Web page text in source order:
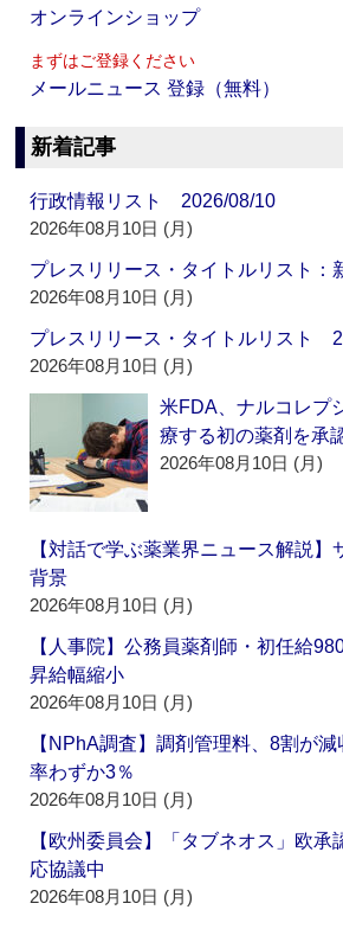
オンラインショップ
まずはご登録ください
メールニュース 登録（無料）
新着記事
行政情報リスト 2026/08/10
2026年08月10日 (月)
プレスリリース・タイトルリスト
2026年08月10日 (月)
プレスリリース・タイトルリスト
2026年08月10日 (月)
米FDA、ナルコレプ
療する初の薬剤を承
2026年08月10日 (月)
【対話で学ぶ薬業界ニュース解説
背景
2026年08月10日 (月)
【人事院】公務員薬剤師・初任給
昇給幅縮小
2026年08月10日 (月)
【NPhA調査】調剤管理料、8割が
率わずか3％
2026年08月10日 (月)
【欧州委員会】「タブネオス」欧承
応協議中
2026年08月10日 (月)